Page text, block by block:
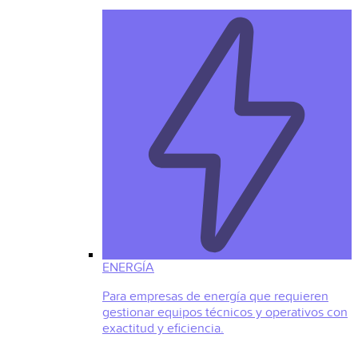
ENERGÍA
Para empresas de energía que requieren
gestionar equipos técnicos y operativos con
exactitud y eficiencia.